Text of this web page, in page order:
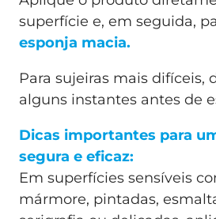
superfície e, em seguida,
esponja macia.
Para sujeiras mais difíceis,
alguns instantes antes de
Dicas importantes para
segura e eficaz:
Em superfícies sensíveis
mármore, pintadas,